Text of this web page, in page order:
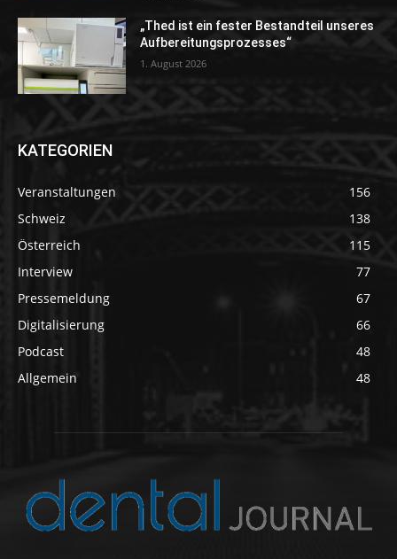
„Thed ist ein fester Bestandteil unseres
Aufbereitungsprozesses“
1. August 2026
KATEGORIEN
Veranstaltungen
156
Schweiz
138
Österreich
115
Interview
77
Pressemeldung
67
Digitalisierung
66
Podcast
48
Allgemein
48